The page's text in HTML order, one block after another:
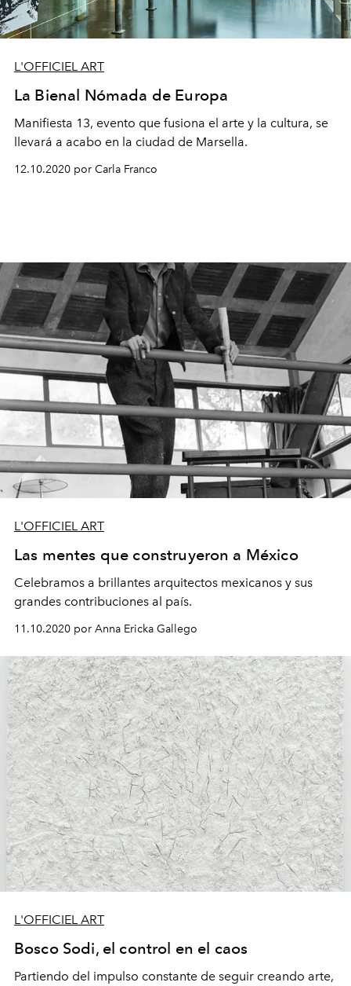
L'OFFICIEL ART
La Bienal Nómada de Europa
Manifiesta 13, evento que fusiona el arte y la cultura, se
llevará a acabo en la ciudad de Marsella.
12.10.2020 por Carla Franco
L'OFFICIEL ART
Las mentes que construyeron a México
Celebramos a brillantes arquitectos mexicanos y sus
grandes contribuciones al país.
11.10.2020 por Anna Ericka Gallego
L'OFFICIEL ART
Bosco Sodi, el control en el caos
Partiendo del impulso constante de seguir creando arte,